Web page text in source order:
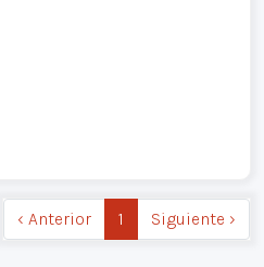
‹ Anterior 1 Siguiente ›